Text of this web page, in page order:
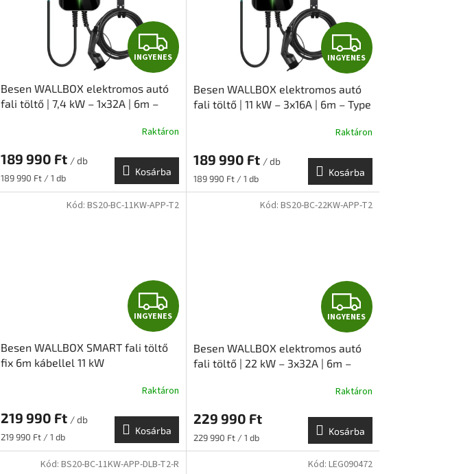
I
N
G
Y
E
N
E
INGYENES
Besen WALLBOX elektromos autó
fali töltő | 7,4 kW – 1x32A | 6m –
Raktáron
189 990 Ft / db
Egységár:
189 990 Ft / 1 db
Kosárba
I
N
G
Y
E
N
E
INGYENES
Besen WALLBOX elektromos autó
fali töltő | 11 kW – 3x16A | 6m – Type
Raktáron
189 990 Ft / db
Egységár:
189 990 Ft / 1 db
Kosárba
I
N
G
Y
E
N
INGYENES
Besen WALLBOX SMART fali töltő
fix 6m kábellel 11 kW
Raktáron
219 990 Ft / db
Egységár:
219 990 Ft / 1 db
Kosárba
Kód: BS20-BC-11KW-APP-T2
I
N
G
Y
E
N
INGYENES
Besen WALLBOX elektromos autó
fali töltő | 22 kW – 3x32A | 6m –
Raktáron
229 990 Ft
Egységár:
229 990 Ft / 1 db
Kosárba
Kód: BS20-BC-22KW-APP-T2
Kód: BS20-BC-11KW-APP-DLB-T2-R Kód: LEG090472